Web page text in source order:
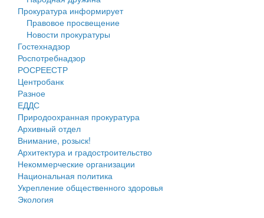
Генеральные планы
Проекты планировки территории
Собрание депутатов
Городское поселение
Сельские поселения
Прокуратура информирует
Правовое просвещение
Новости прокуратуры
Гостехнадзор
Роспотребнадзор
РОСРЕЕСТР
Центробанк
Разное
ЕДДС
Природоохранная прокуратура
Архивный отдел
Внимание, розыск!
Архитектура и градостроительство
Некоммерческие организации
Национальная политика
Укрепление общественного здоровья
Экология